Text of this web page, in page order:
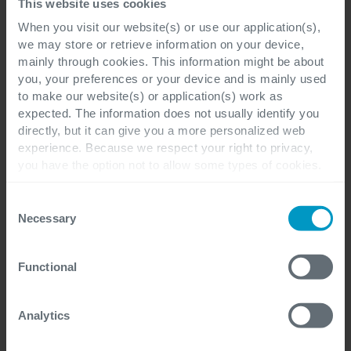
This website uses cookies
When you visit our website(s) or use our application(s),
we may store or retrieve information on your device,
mainly through cookies. This information might be about
you, your preferences or your device and is mainly used
to make our website(s) or application(s) work as
expected. The information does not usually identify you
directly, but it can give you a more personalized web
experience. Because we respect your right to privacy,
you disable certain cookies, you should be aware that
certain website or application elements may be impacted
and interfere with your experience of the website and the
services we are able to offer.
Selection
Necessary
Functional
Analytics
Voor specifieke details met betrekking tot de
bewaarperiode die van toepassing is op een
bepaald doel, zie hierboven onder “Waarom
verwerken wij uw persoonsgegevens?”.
Zijn uw persoonsgegevens
We hebben een reeks
geïmplementeerd om u te beschermen
tegen misbruik, verlies, ongeautoriseerde
toegang en andere ongewenste praktijken
bewaken en